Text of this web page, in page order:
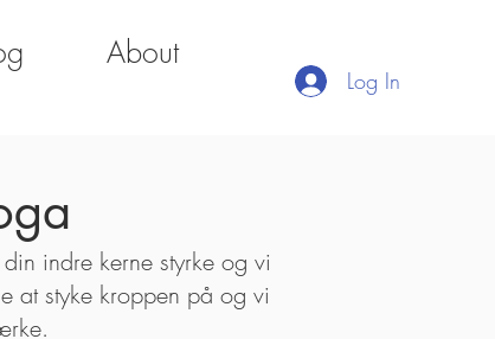
About
Log In
indre kerne styrke og vi
at styke kroppen på og vi